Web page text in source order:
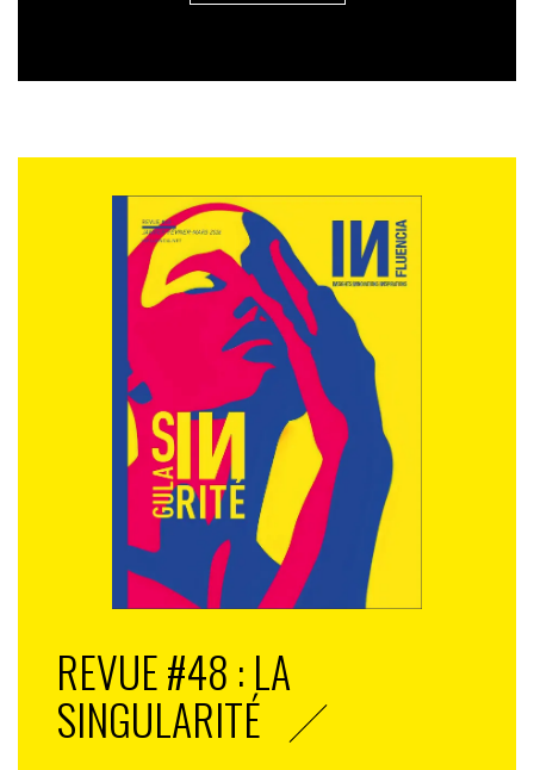
REVUE #48 : LA
SINGULARITÉ